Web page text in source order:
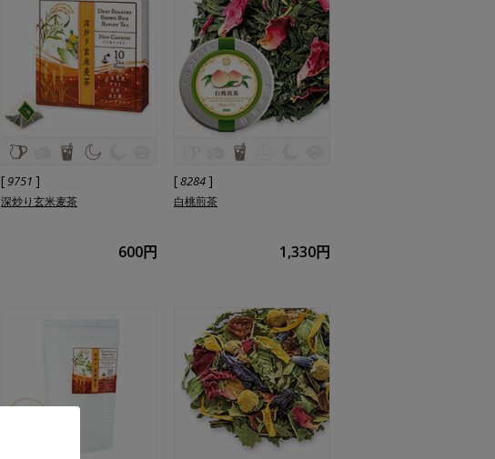
[9751 ]
深炒り玄米麦茶
600円
[8284 ]
白桃煎茶
1,330円